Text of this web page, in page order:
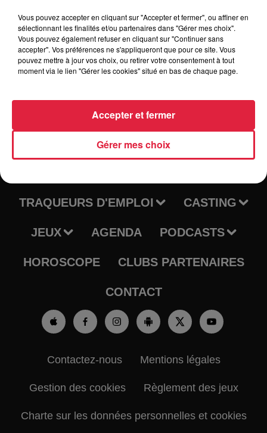
Tarif Gratuit
TRAQUEURS D'EMPLOI CASTING
JEUX AGENDA PODCASTS
HOROSCOPE CLUBS PARTENAIRES
CONTACT
Contactez-nous Mentions légales
Gestion des cookies Règlement des jeux
Charte sur les données personnelles et cookies
Vous pouvez accepter en cliquant sur "Accepter et fermer", ou affiner en
sélectionnant les finalités et/ou partenaires dans "Gérer mes choix".
Vous pouvez également refuser en cliquant sur "Continuer sans
accepter". Vos préférences ne s'appliqueront que pour ce site. Vous
pouvez mettre à jour vos choix, ou retirer votre consentement à tout
moment via le lien "Gérer les cookies" situé en bas de chaque page.
Gérer mes choix
Accepter et fermer